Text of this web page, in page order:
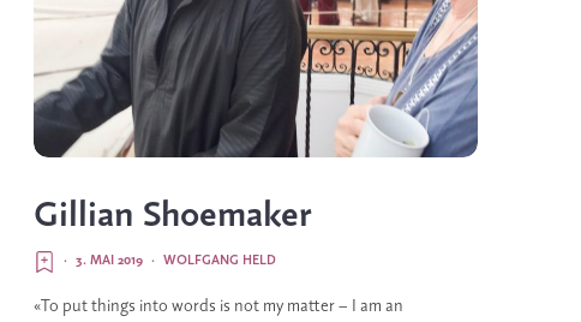
Gillian Shoemaker
WOLFGANG HELD
·
3. MAI 2019
·
«To put things into words is not my matter – I am an